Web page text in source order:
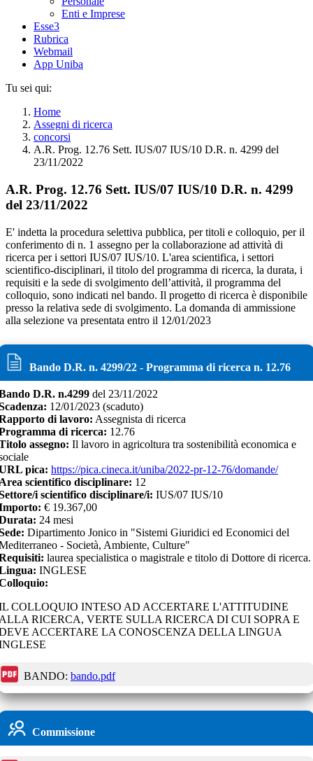
Enti e Imprese
Esse3
Rubrica
Webmail
App Uniba
Tu sei qui:
Home
Assegni di ricerca
concorsi
A.R. Prog. 12.76 Sett. IUS/07 IUS/10 D.R. n. 4299 del
23/11/2022
A.R. Prog. 12.76 Sett. IUS/07 IUS/10 D.R. n. 4299
del 23/11/2022
E' indetta la procedura selettiva pubblica, per titoli e colloquio, per il
conferimento di n. 1 assegno per la collaborazione ad attività di
ricerca per i settori IUS/07 IUS/10. L'area scientifica, i settori
scientifico-disciplinari, il titolo del programma di ricerca, la durata, i
requisiti e la sede di svolgimento dell’attività, il programma del
colloquio, sono indicati nel bando. Il progetto di ricerca è disponibile
presso la relativa sede di svolgimento. La domanda di ammissione
alla selezione va presentata entro il 12/01/2023
Bando D.R. n. 4299/22 - Programma di ricerca n. 12.76
D.R. n.4299 del 23/11/2022
12/01/2023 (scaduto)
di lavoro: Assegnista di ricerca
di ricerca: 12.76
assegno: Il lavoro in agricoltura tra sostenibilità economica e
pica: https://pica.cineca.it/uniba/2022-pr-12-76/domande/
scientifico disciplinare: 12
i scientifico disciplinare/i: IUS/07 IUS/10
€ 19.367,00
24 mesi
Dipartimento Jonico in "Sistemi Giuridici ed Economici del
- Società, Ambiente, Culture"
laurea specialistica o magistrale e titolo di Dottore di ricerca.
INGLESE
COLLOQUIO INTESO AD ACCERTARE L'ATTITUDINE
RICERCA, VERTE SULLA RICERCA DI CUI SOPRA E
ACCERTARE LA CONOSCENZA DELLA LINGUA
BANDO: bando.pdf
Commissione